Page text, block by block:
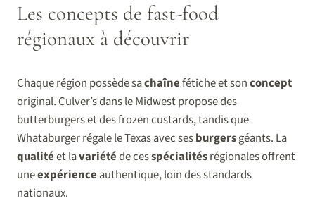
Les concepts de fast-food
régionaux à découvrir
Chaque région possède sachaînefétiche et sonconcept
original. Culver’s dans le Midwest propose des
butterburgers et des frozen custards, tandis que
Whataburger régale le Texas avec sesburgersgéants. La
qualitéet lavariétéde cesspécialitésrégionales offrent
uneexpérience authentique, loin des standards
nationaux.